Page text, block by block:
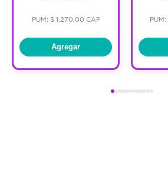
PUM: $ 1,270.00 CAP
Agregar